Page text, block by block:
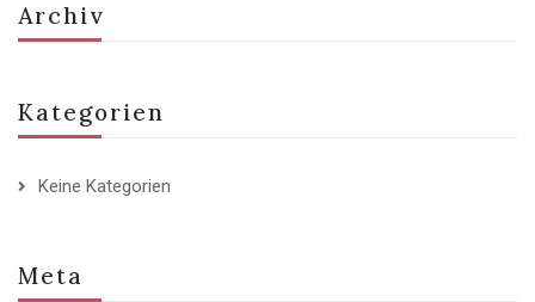
Archiv
Kategorien
Keine Kategorien
Meta